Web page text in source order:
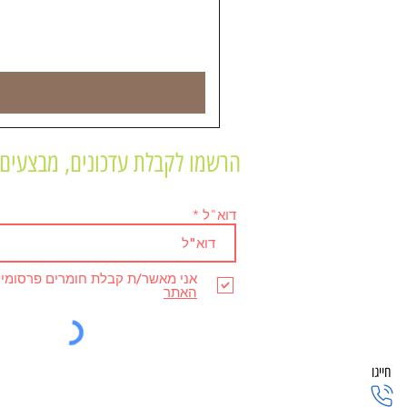
חייגו
הרשמו לקבלת עדכונים,
דוא"ל
אני מאשר/ת קבלת חומרים
האתר